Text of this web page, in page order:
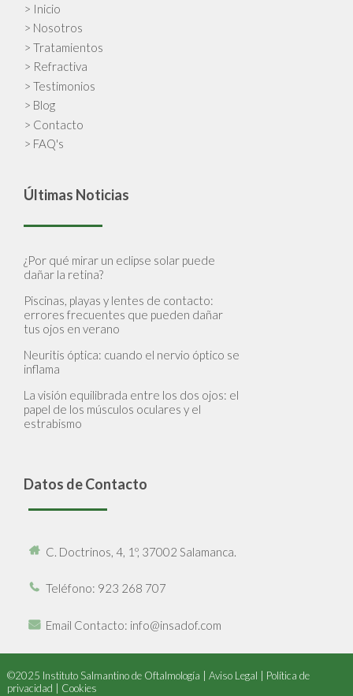
> Inicio
> Nosotros
> Tratamientos
> Refractiva
> Testimonios
> Blog
> Contacto
> FAQ's
Últimas Noticias
¿Por qué mirar un eclipse solar puede
dañar la retina?
Piscinas, playas y lentes de contacto:
errores frecuentes que pueden dañar
tus ojos en verano
Neuritis óptica: cuando el nervio óptico se
inflama
La visión equilibrada entre los dos ojos: el
papel de los músculos oculares y el
estrabismo
Datos de Contacto
C. Doctrinos, 4, 1º, 37002 Salamanca.
Teléfono: 923 268 707
Email Contacto: info@insadof.com
©2025 Instituto Salmantino de Oftalmología | Aviso Legal
Política de
privacidad
Cookies